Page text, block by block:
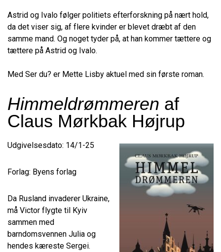
Astrid og Ivalo følger politiets efterforskning på nært hold,
da det viser sig, af flere kvinder er blevet dræbt af den
samme mand. Og noget tyder på, at han kommer tættere og
tættere på Astrid og Ivalo.
Med Ser du? er Mette Lisby aktuel med sin første roman.
Himmeldrømmeren af
Claus Mørkbak Højrup
Udgivelsesdato: 14/1-25
Forlag: Byens forlag
Da Rusland invaderer Ukraine,
må Victor flygte til Kyiv
sammen med
barndomsvennen Julia og
hendes kæreste Sergei.